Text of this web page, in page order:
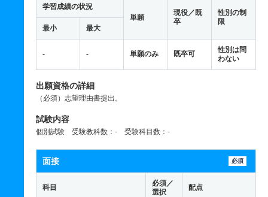
学習成績の状況
単願
現役／既
卒
性別の制
限
最小 最大
- - 単願のみ 既卒可
性別は問
わない
出願資格の詳細
（必須）志望理由書提出。
試験内容
個別試験 受験教科数：- 受験科目数：-
面接 必須
科目
必須／
選択
配点